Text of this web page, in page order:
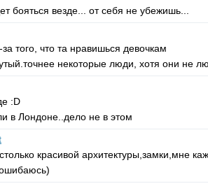
бояться везде... от себя не убежишь...
того, что та нравишься девочкам
некоторые люди, хотя они не
:D
в Лондоне..дело не в этом
красивой архитектуры,замки,мне